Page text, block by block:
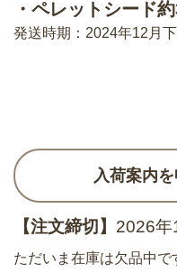
・ペレットシード
発送時期：2024年12月
入荷案内
【注文締切】 2026年
ただいま在庫は欠品中で